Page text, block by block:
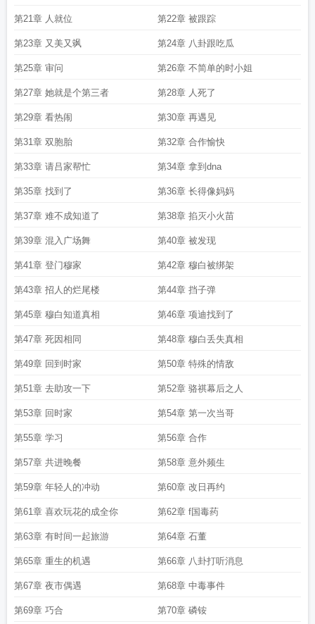
第21章 人就位 第22章 被跟踪
第23章 又美又飒 第24章 八卦跟吃瓜
第25章 审问 第26章 不简单的时小姐
第27章 她就是个第三者 第28章 人死了
第29章 看热闹 第30章 再遇见
第31章 双胞胎 第32章 合作愉快
第33章 请吕家帮忙 第34章 拿到dna
第35章 找到了 第36章 长得像妈妈
第37章 难不成知道了 第38章 掐灭小火苗
第39章 混入广场舞 第40章 被发现
第41章 登门穆家 第42章 穆白被绑架
第43章 招人的烂尾楼 第44章 挡子弹
第45章 穆白知道真相 第46章 项迪找到了
第47章 死因相同 第48章 穆白丢失真相
第49章 回到时家 第50章 特殊的情敌
第51章 去助攻一下 第52章 骆祺幕后之人
第53章 回时家 第54章 第一次当哥
第55章 学习 第56章 合作
第57章 共进晚餐 第58章 意外频生
第59章 年轻人的冲动 第60章 改日再约
第61章 喜欢玩花的成全你 第62章 f国毒药
第63章 有时间一起旅游 第64章 石董
第65章 重生的机遇 第66章 八卦打听消息
第67章 夜市偶遇 第68章 中毒事件
第69章 巧合 第70章 磷铵